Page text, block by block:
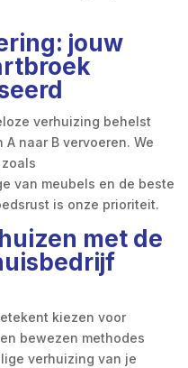
jouw
verhuizing behelst
naar B vervoeren. We
van meubels en de beste
is onze prioriteit.
met de
kiezen voor
bewezen methodes
verhuizing van je